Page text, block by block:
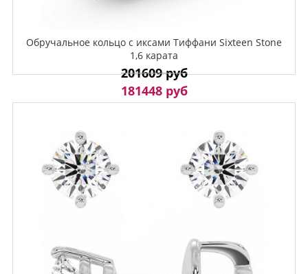
Обручальное кольцо с иксами Тиффани Sixteen Stone
1,6 карата
201609 руб
181448 руб